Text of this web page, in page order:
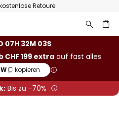
Retoure
07H 32M 02S
CHF 199 extra auf fast alles
kopieren
Bis zu -70%